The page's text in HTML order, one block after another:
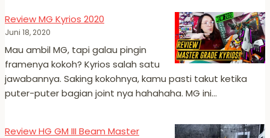
Review MG Kyrios 2020
Juni 18, 2020
Mau ambil MG, tapi galau pingin
framenya kokoh? Kyrios salah satu
jawabannya. Saking kokohnya, kamu pasti takut ketika
puter-puter bagian joint nya hahahaha. MG ini…
Review HG GM III Beam Master